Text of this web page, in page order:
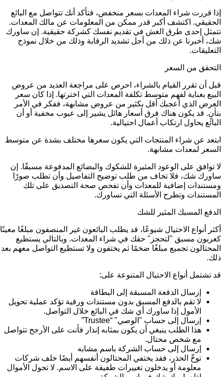
إذا قررت شراء المعدات بسعر منخفض، فتأكد أنك تتواصل مع البائع
الحقيقي. اكتشف أكبر قدر ممكن من المعلومات عن مالك المعدات.
تتمثل إحدى طرق الغش في تقديم نفسك كشركة حقيقية. إن ساورك
شك، أخبرنا عن ذلك من أجل تشديد الرقابة وذلك من خلال نموذج
التعليقات.
التحقق من السعر
قبل أن تقرر القيام بالشراء، احرص على مراجعة العديد من عروض
البيع بعناية لفهم متوسط تكلفة المعدات التي اخترتها. إذا كان سعر
العرض الذي أعجبك أقل بكثير من عروض مشابهة، ففكر في الأمر
بتأنٍ. قد يكون هناك فرق أسعار هائل يشير إلى عيوب مخفية أو أن
البائع يحاول ارتكاب أعمال احتيالية.
ابتعد عن شراء المنتجات التي يكون سعرها مختلف بشدة عن متوسط
السعر لمعدات مشابهة.
لا توافق على الوعود المثيرة للشكوك والبضائع المدفوعة مسبقًا. إن
ساورك شك، فلا تخاف من طلب توضيح التفاصيل وأن تطلب صورًا
ومستندات إضافية للمعدات وأن تفحص صحة التصديق على تلك
المستندات وتطرح الأسئلة التي تساورك.
الدفع المسبك المثير للشك
أكثر أنواع الاحتيال شيوعًا، قد يطلب البائعون غير المنصفون مبلغًا معينًا
كعربون مسبق "لتحجز" حقك في شراء المعدات. وبالتالي يستطيع
المحتالون تجميع مبلغًا ضخمًا ثم يختفون ولا تستطيع التواصل معهم بعد
ذلك.
قد تشتمل أنواع الاحتيال المتنوعة على:
إرسال الدفعة المسبقة إلى البطاقة
لا تقم بالدفع المسبق بدون مستندات ورقية تؤكد عملية تحويل
الأمول إذا ساورك أي شك في البائع خلال التواصل.
إرسال إلى حساب "الوصي" “Trustee”
هذا الطلب ينبغي أن يكون بمثابه إنذار فأنت على الأرجح تتواصل
مع شخص محتال.
إرسال إلى حساب الشركة باسم مشابه
توخّ الحذر، فقد يختفي المحتالون أنفسهم أيضًا خلف شركات
معلومة أو يدخلون تغييرات طفيفة على الاسم. لا تحول الأموال